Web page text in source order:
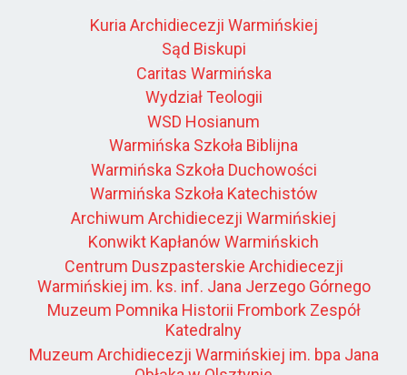
Kuria Archidiecezji Warmińskiej
Sąd Biskupi
Caritas Warmińska
Wydział Teologii
WSD Hosianum
Warmińska Szkoła Biblijna
Warmińska Szkoła Duchowości
Warmińska Szkoła Katechistów
Archiwum Archidiecezji Warmińskiej
Konwikt Kapłanów Warmińskich
Centrum Duszpasterskie Archidiecezji
Warmińskiej im. ks. inf. Jana Jerzego Górnego
Muzeum Pomnika Historii Frombork Zespół
Katedralny
Muzeum Archidiecezji Warmińskiej im. bpa Jana